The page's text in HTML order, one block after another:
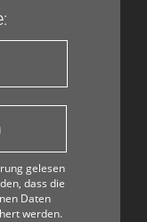
gelesen
dass die
Daten
werden.